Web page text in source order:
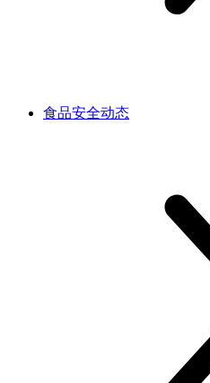
食品安全动态